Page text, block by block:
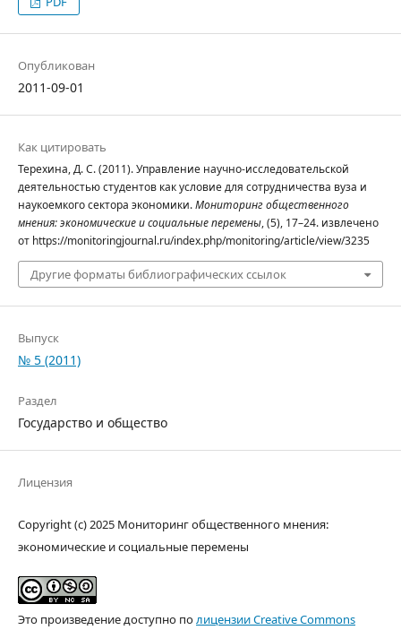
Опубликован
2011-09-01
Как цитировать
Терехина, Д. С. (2011). Управление научно-исследовательской
деятельностью студентов как условие для сотрудничества вуза и
наукоемкого сектора экономики.Мониторинг общественного
мнения: экономические и социальные перемены, (5), 17–24. извлечено
от https://monitoringjournal.ru/index.php/monitoring/article/view/3235
Другие форматы библиографических ссылок
Выпуск
№ 5 (2011)
Раздел
Государство и общество
Лицензия
Copyright (c) 2025 Мониторинг общественного мнения:
экономические и социальные перемены
Это произведение доступно полицензии Creative Commons